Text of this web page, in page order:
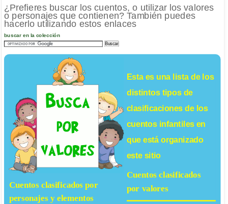
¿Prefieres buscar los cuentos, o utilizar los valores
o personajes que contienen? También puedes
hacerlo utilizando estos enlaces
buscar en la colección
Esta es una lista de los
distintos tipos de
clasificaciones de los
cuentos infantilesen
que está organizado
este sitio
Cuentos clasificados
por valores
Cuentos clasificados por
personajes y elementos